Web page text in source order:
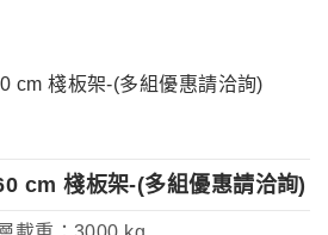
cm 棧板架-(多組優惠請洽詢)